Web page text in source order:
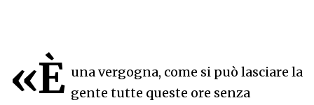
«È una vergogna, come si può lasciare la
gente tutte queste ore senza